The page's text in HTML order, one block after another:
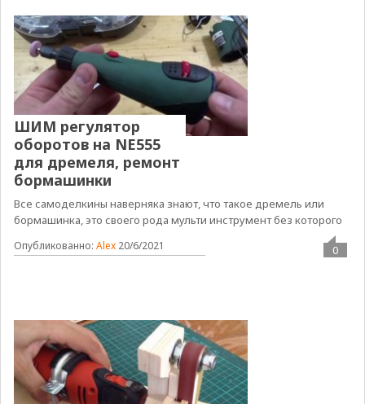
ШИМ регулятор
оборотов на NE555
для дремеля, ремонт
бормашинки
Все самоделкины наверняка знают, что такое дремель или
бормашинка, это своего рода мульти инструмент без которого
Опубликованно: Alex 20/6/2021 0